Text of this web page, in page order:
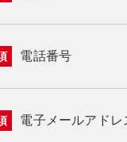
電話番号
電子メールアドレ